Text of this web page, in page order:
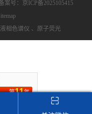
案号：京ICP备2025105415
相色谱仪 、原子荧光
第11年
站